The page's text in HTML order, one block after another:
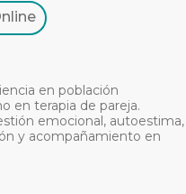
en población
en terapia de pareja.
emocional, autoestima,
y acompañamiento en